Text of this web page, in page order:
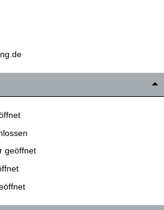
geöffnet